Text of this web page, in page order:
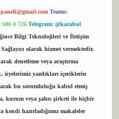
Teams:
606 0 726 Telegram: @karabul
Bilgi Teknolojileri ve İletişim
olarak hizmet vermektedir.
denetleme veya araştırma
yazdıkları içeriklerin
bu sorumluluğu kabul etmiş
kurum veya şahıs şirketi ile hiçbir
kendi hazırladığımız makaleler